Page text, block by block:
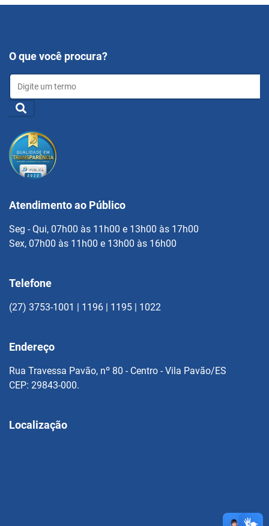
O que você procura?
Atendimento ao Público
Seg - Qui, 07h00 às 11h00 e 13h00 às 17h00
Sex, 07h00 às 11h00 e 13h00 às 16h00
Telefone
(27) 3753-1001 | 1196 | 1195 | 1022
Endereço
Rua Travessa Pavão, nº 80 - Centro - Vila Pavão/ES
CEP: 29843-000.
Localização